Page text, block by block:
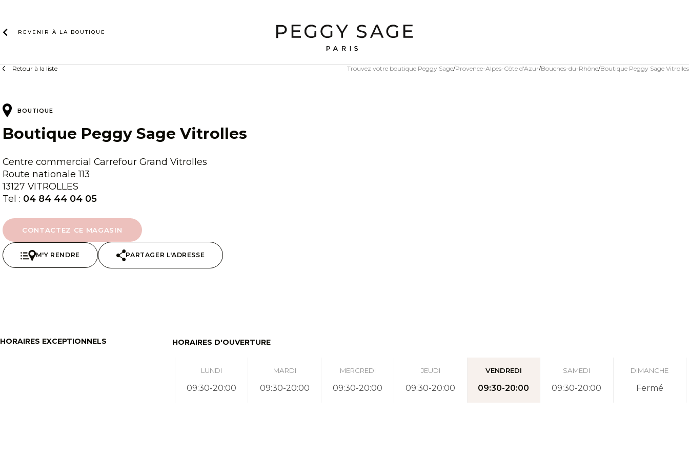
contentREVENIR À LA BOUTIQUE
Retour à la liste Trouvez votre boutique Peggy Sage Provence-Alpes-Côte d'Azur Bouches-du-Rhône Boutique Peggy Sage Vitrolles
BOUTIQUE
Boutique Peggy Sage Vitrolles
Centre commercial Carrefour Grand Vitrolles
Route nationale 113
13127 VITROLLES
Tel : 04 84 44 04 05
CONTACTEZ CE MAGASIN
M'Y RENDRE PARTAGER L'ADRESSE
HORAIRES EXCEPTIONNELS HORAIRES D'OUVERTURE
LUNDI
09:30-20:00
MARDI
09:30-20:00
MERCREDI
09:30-20:00
JEUDI
09:30-20:00
VENDREDI
09:30-20:00
SAMEDI
09:30-20:00
DIMANCHE
Fermé